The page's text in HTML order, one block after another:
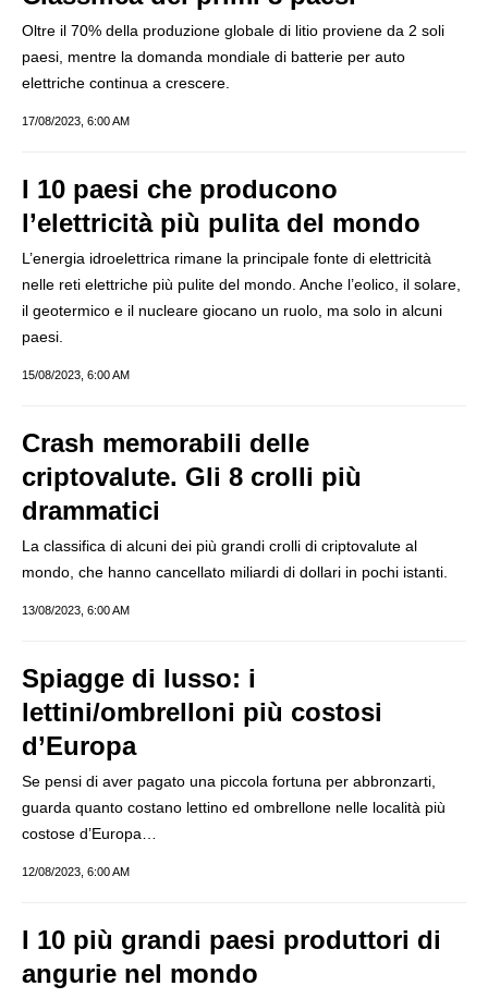
Oltre il 70% della produzione globale di litio proviene da 2 soli
paesi, mentre la domanda mondiale di batterie per auto
elettriche continua a crescere.
17/08/2023, 6:00 AM
I 10 paesi che producono
l’elettricità più pulita del mondo
L’energia idroelettrica rimane la principale fonte di elettricità
nelle reti elettriche più pulite del mondo. Anche l’eolico, il solare,
il geotermico e il nucleare giocano un ruolo, ma solo in alcuni
paesi.
15/08/2023, 6:00 AM
Crash memorabili delle
criptovalute. Gli 8 crolli più
drammatici
La classifica di alcuni dei più grandi crolli di criptovalute al
mondo, che hanno cancellato miliardi di dollari in pochi istanti.
13/08/2023, 6:00 AM
Spiagge di lusso: i
lettini/ombrelloni più costosi
d’Europa
Se pensi di aver pagato una piccola fortuna per abbronzarti,
guarda quanto costano lettino ed ombrellone nelle località più
costose d’Europa…
12/08/2023, 6:00 AM
I 10 più grandi paesi produttori di
angurie nel mondo